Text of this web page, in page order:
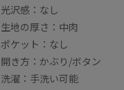
光沢感：なし
生地の厚さ：中肉
ポケット：なし
開き方：かぶり/ボタン
洗濯：手洗い可能